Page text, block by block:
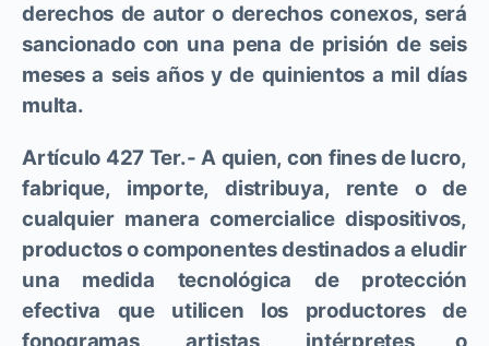
derechos de autor o derechos conexos, será
sancionado con una pena de prisión de seis
meses a seis años y de quinientos a mil días
multa.
Artículo 427 Ter.- A quien, con fines de lucro,
fabrique, importe, distribuya, rente o de
cualquier manera comercialice dispositivos,
productos o componentes destinados a eludir
una medida tecnológica de protección
efectiva que utilicen los productores de